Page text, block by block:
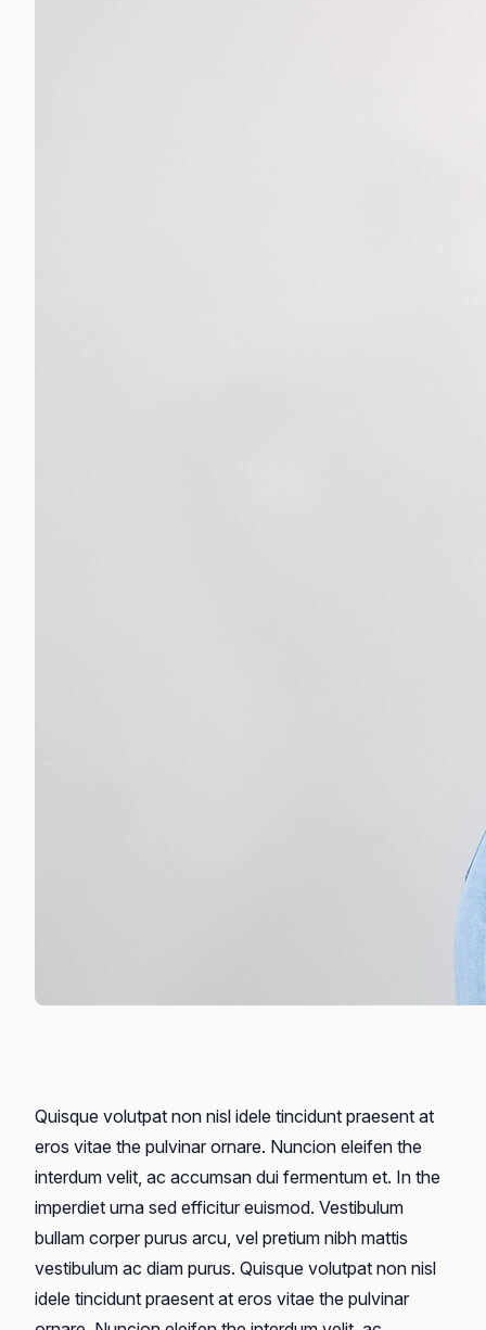
Quisque volutpat non nisl idele tincidunt praesent at
eros vitae the pulvinar ornare. Nuncion eleifen the
interdum velit, ac accumsan dui fermentum et. In the
imperdiet urna sed efficitur euismod. Vestibulum
bullam corper purus arcu, vel pretium nibh mattis
vestibulum ac diam purus. Quisque volutpat non nisl
idele tincidunt praesent at eros vitae the pulvinar